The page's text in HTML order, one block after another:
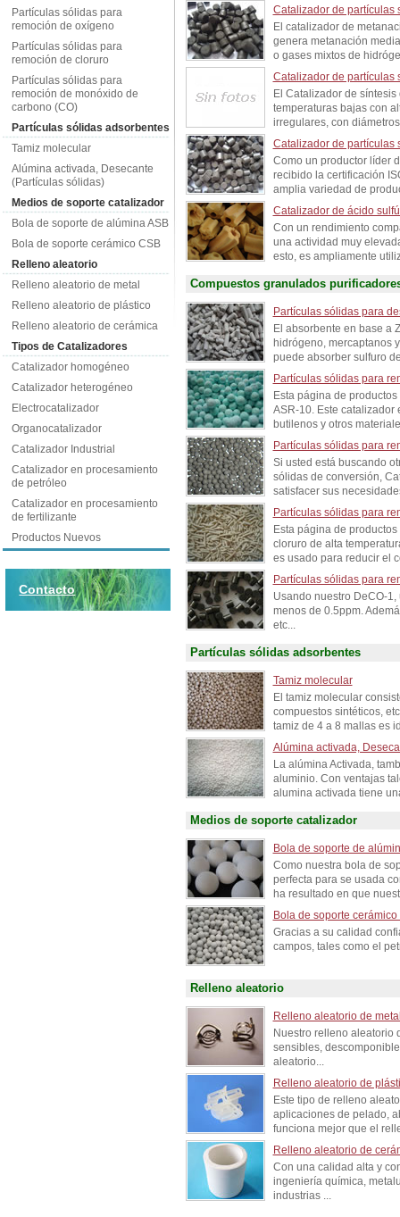
Partículas sólidas para
remoción de oxígeno
Partículas sólidas para
remoción de cloruro
Partículas sólidas para
remoción de monóxido de
carbono (CO)
Partículas sólidas adsorbentes
Tamiz molecular
Alúmina activada, Desecante
(Partículas sólidas)
Medios de soporte catalizador
Bola de soporte de alúmina ASB
Bola de soporte cerámico CSB
Relleno aleatorio
Relleno aleatorio de metal
Relleno aleatorio de plástico
Relleno aleatorio de cerámica
Tipos de Catalizadores
Catalizador homogéneo
Catalizador heterogéneo
Electrocatalizador
Organocatalizador
Catalizador Industrial
Catalizador en procesamiento
de petróleo
Catalizador en procesamiento
de fertilizante
Productos Nuevos
Contacto
Catalizador de partículas
El catalizador de
genera metanación
o gases mixtos de
Catalizador de partículas
El Catalizador de
temperaturas bajas con
irregulares, con
Catalizador de partículas
Como un productor líder
recibido la certificación
amplia variedad de
Catalizador de ácido
Con un rendimiento
una actividad muy
esto, es ampliamente
Compuestos granulados
Partículas sólidas para
El absorbente en base a
hidrógeno, mercaptanos
puede absorber sulfuro
Partículas sólidas para
Esta página de
ASR-10. Este catalizador
butilenos y otros
Partículas sólidas para
Si usted está buscando
sólidas de conversión,
satisfacer sus
Partículas sólidas para
Esta página de
cloruro de alta
es usado para reducir el
Partículas sólidas para
Usando nuestro DeCO-
menos de 0.5ppm.
etc...
Partículas sólidas adsorbentes
Tamiz molecular
El tamiz molecular
compuestos sintéticos,
tamiz de 4 a 8 mallas es
Alúmina activada,
La alúmina Activada,
aluminio. Con ventajas
alumina activada tiene
Medios de soporte catalizador
Bola de soporte de
Como nuestra bola de
perfecta para se usada
ha resultado en que
Bola de soporte cerámico
Gracias a su calidad
campos, tales como el
Relleno aleatorio
Relleno aleatorio de
Nuestro relleno aleatorio
sensibles,
aleatorio...
Relleno aleatorio de
Este tipo de relleno
aplicaciones de pelado,
funciona mejor que el
Relleno aleatorio de
Con una calidad alta y
ingeniería química,
industrias ...